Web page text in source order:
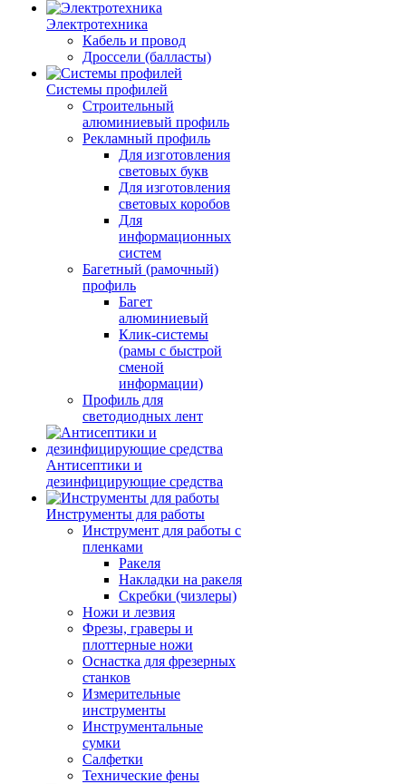
Электротехника
Кабель и провод
Дроссели (балласты)
Системы профилей
Строительный
алюминиевый профиль
Рекламный профиль
Для изготовления
световых букв
Для изготовления
световых коробов
Для
информационных
систем
Багетный (рамочный)
профиль
Багет
алюминиевый
Клик-системы
(рамы с быстрой
сменой
информации)
Профиль для
светодиодных лент
Антисептики и
дезинфицирующие средства
Инструменты для работы
Инструмент для работы с
пленками
Ракеля
Накладки на ракеля
Скребки (чизлеры)
Ножи и лезвия
Фрезы, граверы и
плоттерные ножи
Оснастка для фрезерных
станков
Измерительные
инструменты
Инструментальные
сумки
Салфетки
Технические фены